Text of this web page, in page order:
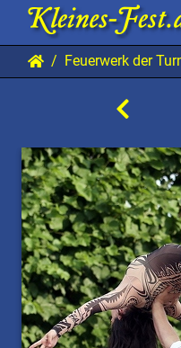
Feuerwerk der